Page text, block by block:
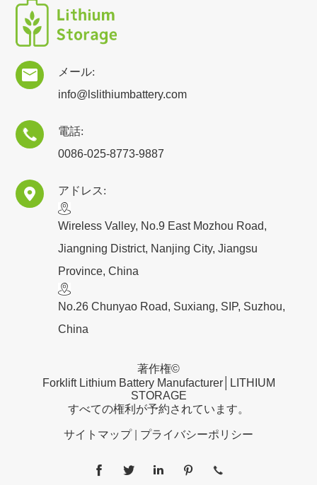

メール:
info@lslithiumbattery.com

電話:
0086-025-8773-9887
 アドレス:
​Wireless Valley, No.9 East Mozhou Road,
Jiangning District, Nanjing City, Jiangsu
Province, China
No.26 Chunyao Road, Suxiang, SIP, Suzhou,
China
著作権©
Forklift Lithium Battery Manufacturer│LITHIUM
STORAGE
すべての権利が予約されています。
サイトマップ| プライバシーポリシー
    